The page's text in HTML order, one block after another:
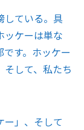
している。具
ッケーは単な
す。ホッケー
して、私たち
ー」、そして